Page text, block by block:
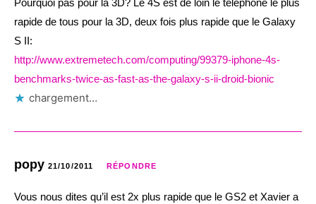
Pourquoi pas pour la 3D? Le 4S est de loin le téléphone le plus
rapide de tous pour la 3D, deux fois plus rapide que le Galaxy
S II:
http://www.extremetech.com/computing/99379-iphone-4s-
benchmarks-twice-as-fast-as-the-galaxy-s-ii-droid-bionic
chargement…
popy 21/10/2011 RÉPONDRE
Vous nous dites qu’il est 2x plus rapide que le GS2 et Xavier a